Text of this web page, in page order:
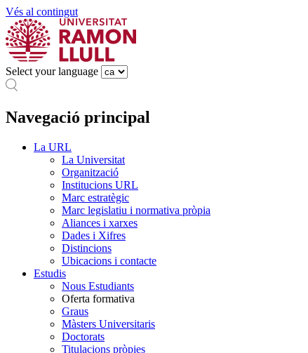
Vés al contingut
Select your language
Navegació principal
La URL
La Universitat
Organització
Institucions URL
Marc estratègic
Marc legislatiu i normativa pròpia
Aliances i xarxes
Dades i Xifres
Distincions
Ubicacions i contacte
Estudis
Nous Estudiants
Oferta formativa
Graus
Màsters Universitaris
Doctorats
Titulacions pròpies